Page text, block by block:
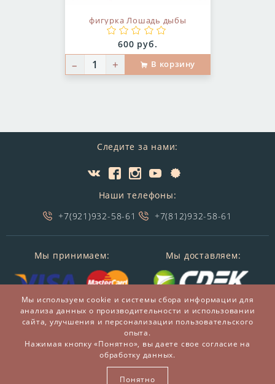
фигурка Лошадь дыбы
Цена:
600 руб.
– + В корзину
Следите за нами:
Наши телефоны:
+7(921)932-58-61
+7(812)932-58-61
Мы принимаем: Мы доставляем:
© 2014-2026 БронзаМания -Интернет-магазин
подарков и сувениров из бронзы
Мы используем cookie и системы сбора информации для
анализа данных о производительности и использовании
сайта, улучшения и персонализации пользовательского
опыта.
Нажимая кнопку «Понятно», вы даете свое согласие на
обработку данных.
Понятно